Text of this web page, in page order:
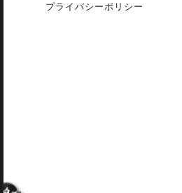
プライバシーポリシー